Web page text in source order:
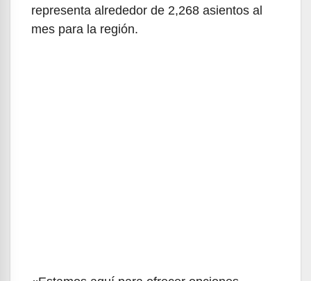
representa alrededor de 2,268 asientos al
mes para la región.